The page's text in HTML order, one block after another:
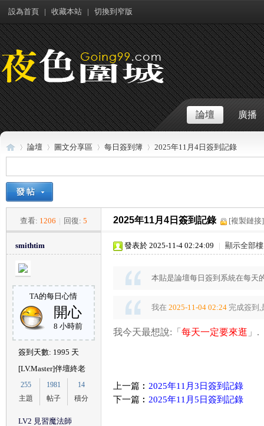
設為首頁 | 收藏本站 | 切換到窄版
論壇 廣播
色
»
論壇 圖文分享區 每日簽到簿 2025年11月4日簽到記錄
查看: 1206 | 回復: 5 2025年11月4日簽到記錄 [複製鏈接]
smithtim
TA的每日心情
開心
8 小時前
簽到天數: 1995 天
[LV.Master]伴壇終老
255
主題
1981
帖子
14
積分
LV2 見習魔法師
發表於 2025-11-4 02:24:09 | 顯示全部
本貼是論壇每日簽到系統在每天
我在 2025-11-04 02:24 完成簽到,
我今天最想說:「 每天一定要來逛 」.
上一篇︰ 2025年11月3日簽到記錄
下一篇︰ 2025年11月5日簽到記錄